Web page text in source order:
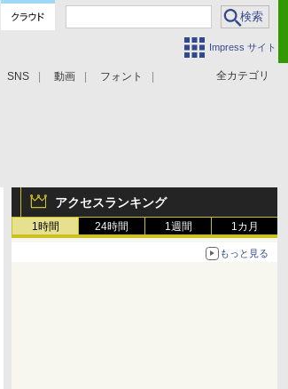
Impress サイト
全カテゴリ
SNS 動画 フォント
アクセスランキング
1時間 24時間 1週間 1カ月
もっと見る